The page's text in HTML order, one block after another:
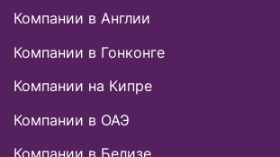
Компании в Англии
Компании в Гонконге
Компании на Кипре
Компании в ОАЭ